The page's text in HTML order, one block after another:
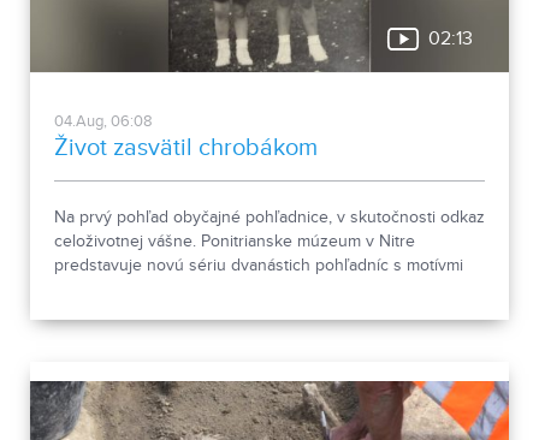
02:13
04.Aug, 06:08
Život zasvätil chrobákom
Na prvý pohľad obyčajné pohľadnice, v skutočnosti odkaz
celoživotnej vášne. Ponitrianske múzeum v Nitre
predstavuje novú sériu dvanástich pohľadníc s motívmi
odchode.